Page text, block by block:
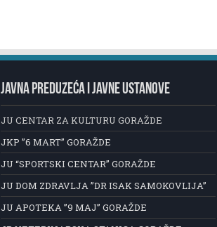
JAVNA PREDUZEĆA I JAVNE USTANOVE
JU CENTAR ZA KULTURU GORAŽDE
JKP ”6 MART” GORAŽDE
JU “SPORTSKI CENTAR” GORAŽDE
JU DOM ZDRAVLJA ”DR ISAK SAMOKOVLIJA”
JU APOTEKA ”9 MAJ” GORAŽDE